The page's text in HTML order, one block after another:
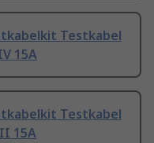
Testkabel
15A
Testkabel
15A